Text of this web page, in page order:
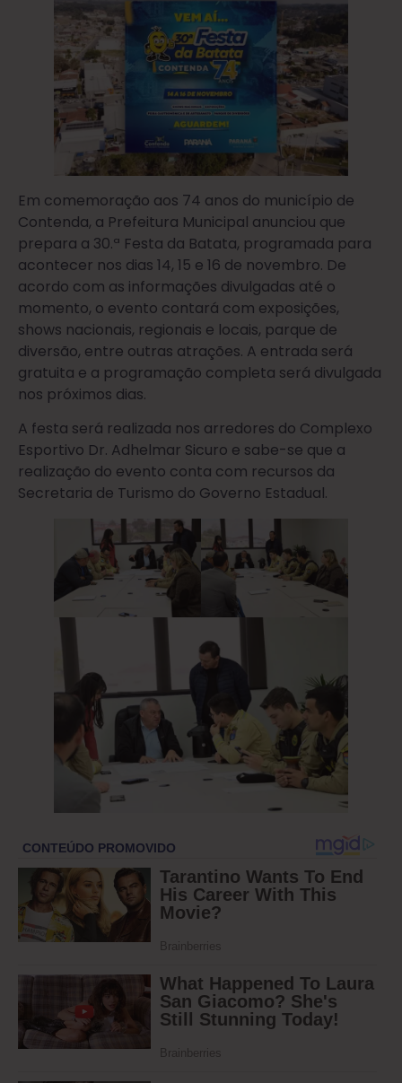
Em comemoração aos 74 anos do município de
Contenda, a Prefeitura Municipal anunciou que
prepara a 30.ª Festa da Batata, programada para
acontecer nos dias 14, 15 e 16 de novembro. De
acordo com as informações divulgadas até o
momento, o evento contará com exposições,
shows nacionais, regionais e locais, parque de
diversão, entre outras atrações. A entrada será
gratuita e a programação completa será divulgada
nos próximos dias.
A festa será realizada nos arredores do Complexo
Esportivo Dr. Adhelmar Sicuro e sabe-se que a
realização do evento conta com recursos da
Secretaria de Turismo do Governo Estadual.